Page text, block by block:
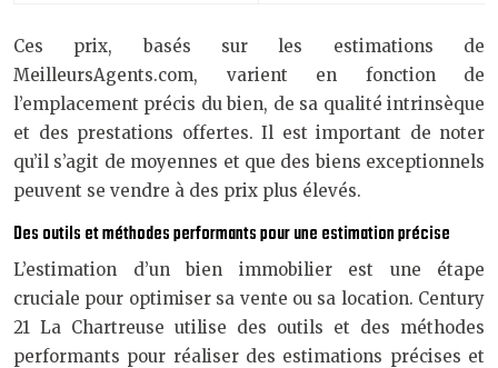
Ces prix, basés sur les estimations de
MeilleursAgents.com, varient en fonction de
l’emplacement précis du bien, de sa qualité intrinsèque
et des prestations offertes. Il est important de noter
qu’il s’agit de moyennes et que des biens exceptionnels
peuvent se vendre à des prix plus élevés.
Des outils et méthodes performants pour une estimation précise
L’estimation d’un bien immobilier est une étape
cruciale pour optimiser sa vente ou sa location. Century
21 La Chartreuse utilise des outils et des méthodes
performants pour réaliser des estimations précises et